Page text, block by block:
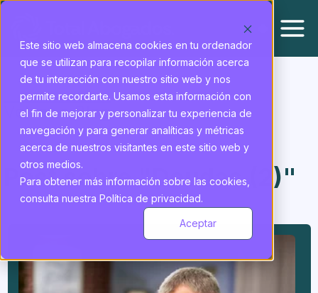
Este sitio web almacena cookies en tu ordenador
que se utilizan para recopilar información acerca
de tu interacción con nuestro sitio web y nos
permite recordarte. Usamos esta información con
el fin de mejorar y personalizar tu experiencia de
navegación y para generar analíticas y métricas
acerca de nuestros visitantes en este sitio web y
otros medios.
Para obtener más información sobre las cookies,
consulta nuestra Política de privacidad.
Aceptar
Volver a Blog
Post sobre "Deudas (2)"
Total abogados - "Deudas (2)"